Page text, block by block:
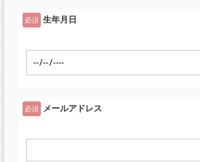
必須 生年月日
必須 メールアドレス